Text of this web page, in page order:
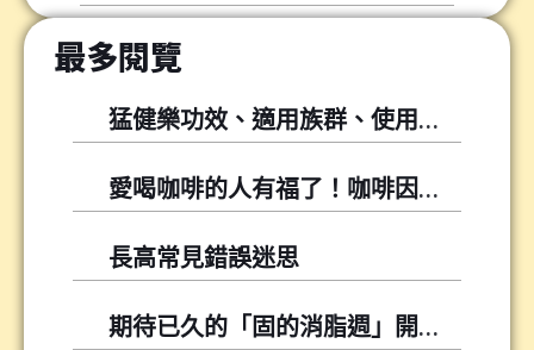
最多閱覽
猛健樂功效、適用族群、使用方式與常見問題
愛喝咖啡的人有福了！咖啡因可以幫你降低尿酸！
長高常見錯誤迷思
期待已久的「固的消脂週」開跑囉～～